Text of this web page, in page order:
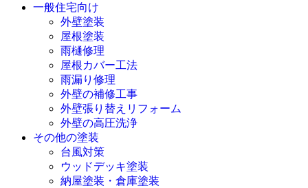
一般住宅向け
外壁塗装
屋根塗装
雨樋修理
屋根カバー工法
雨漏り修理
外壁の補修工事
外壁張り替えリフォーム
外壁の高圧洗浄
その他の塗装
台風対策
ウッドデッキ塗装
納屋塗装・倉庫塗装